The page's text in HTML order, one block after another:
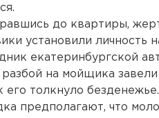
до квартиры,
установили личность
екатеринбургской
разбой на мойщика
его толкнуло безденежье.
предполагают, что